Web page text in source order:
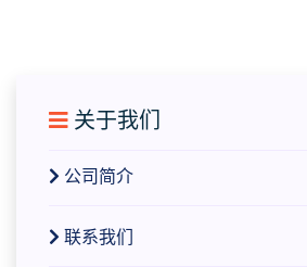
关于我们
公司简介
联系我们